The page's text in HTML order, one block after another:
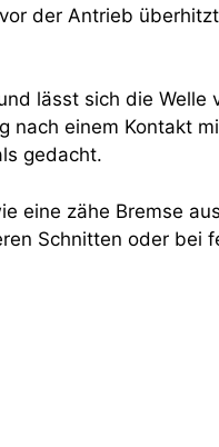
der Antrieb
lässt sich die Welle
einem Kontakt
gedacht.
eine zähe Bremse
Schnitten oder bei